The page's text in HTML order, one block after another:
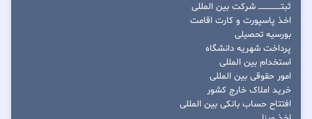
ثبتــــــــــــــــ شرکت بین المللی
اخذ پاسپورت و کارت اقامت
بورسیه تحصیلی
پرداخت شهریه دانشگاه
استخدام بین المللی
امور حقوقی بین المللی
خرید املاک خارج کشور
افتتاح حساب بانکی بین المللی